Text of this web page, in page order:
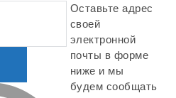
Оставьте адрес
своей
электронной
почты в форме
ниже и мы
будем сообщать